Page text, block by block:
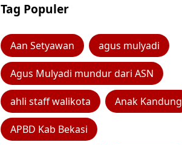
Tag Populer
Aan Setyawan agus mulyadi
Agus Mulyadi mundur dari ASN
ahli staff walikota Anak Kandung
APBD Kab Bekasi